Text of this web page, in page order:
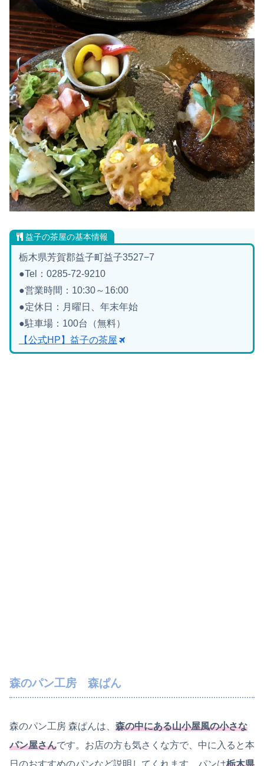
益子の茶屋の基本情報
栃木県芳賀郡益子町益子3527−7
●Tel：0285-72-9210
●営業時間：10:30～16:00
●定休日：月曜日、年末年始
●駐車場：100台（無料）
【公式HP】益子の茶屋
森のパン工房 森ぱん
森のパン工房 森ぱんは、 森の中にある山小屋風の小さな
パン屋さんです。お店の方も気さくな方で、中に入ると本